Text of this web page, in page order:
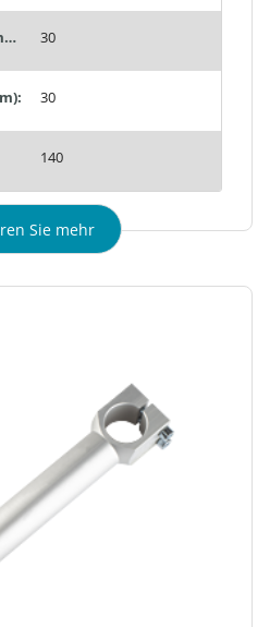
Klemmdurchmesser (mm): 30
30
140
Sie mehr